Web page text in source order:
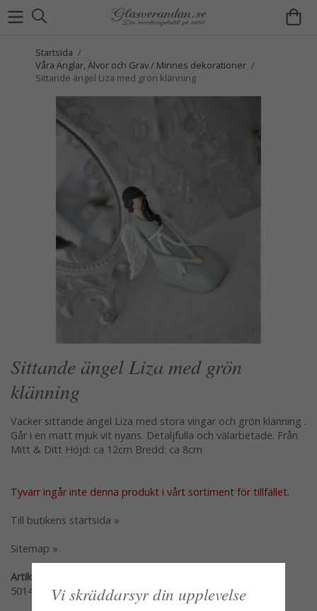
Startsida /
Våra Änglar, Älvor och Grav / Minnes dekorationer /
Sittande ängel Liza med grön klänning
Sittande ängel Liza med grön
klänning
Vacker sittande ängel Liza med stora vingar och grön klänning .
Går i en matt mjuk vit nyans. Detaljfulla och välarbetade. Från
Mitt & Ditt Höjd: ca 12cm Bredd: ca 8cm
Tyvärr ingår inte denna produkt i vårt sortiment för tillfället.
Till butikens startsida »
Sitemap »
Artikelnummer:
50144
Vi skräddarsyr din upplevelse